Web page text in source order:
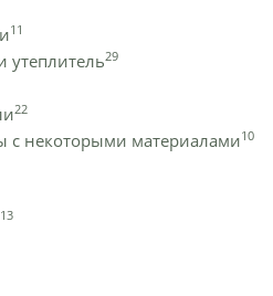
11
утеплитель29
22
с некоторыми материалами10
13